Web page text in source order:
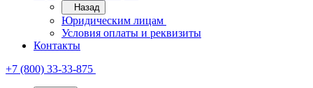
Назад
Юридическим лицам
Условия оплаты и реквизиты
Контакты
+7 (800) 33-33-875